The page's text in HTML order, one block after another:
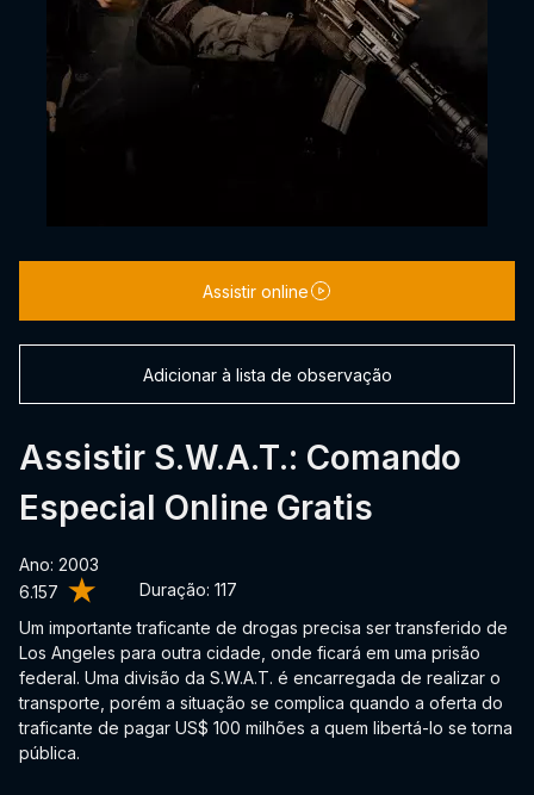
6.157 Duração: 117
Assistir S.W.A.T.: Comando
Especial Online Gratis
Ano: 2003
Um importante traficante de drogas precisa ser transferido de
Los Angeles para outra cidade, onde ficará em uma prisão
federal. Uma divisão da S.W.A.T. é encarregada de realizar o
transporte, porém a situação se complica quando a oferta do
traficante de pagar US$ 100 milhões a quem libertá-lo se torna
pública.
Assistir online
Adicionar à lista de observação